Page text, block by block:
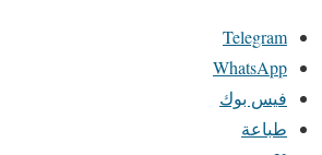
Telegram
WhatsApp
فيس بوك
طباعة